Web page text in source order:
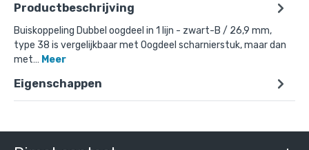
Productbeschrijving
Buiskoppeling Dubbel oogdeel in 1 lijn - zwart-B / 26,9 mm,
type 38 is vergelijkbaar met Oogdeel scharnierstuk, maar dan
met… Meer
Eigenschappen
Doos Dubbel oogdeel in 1 lijn - zwart-B / 26,9
mm (90 stuks)
€ 446,77 excl. BTW